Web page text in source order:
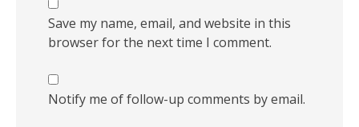
Save my name, email, and website in this
browser for the next time I comment.
Notify me of follow-up comments by email.